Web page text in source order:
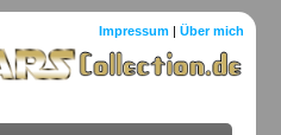
Impressum |Über mich